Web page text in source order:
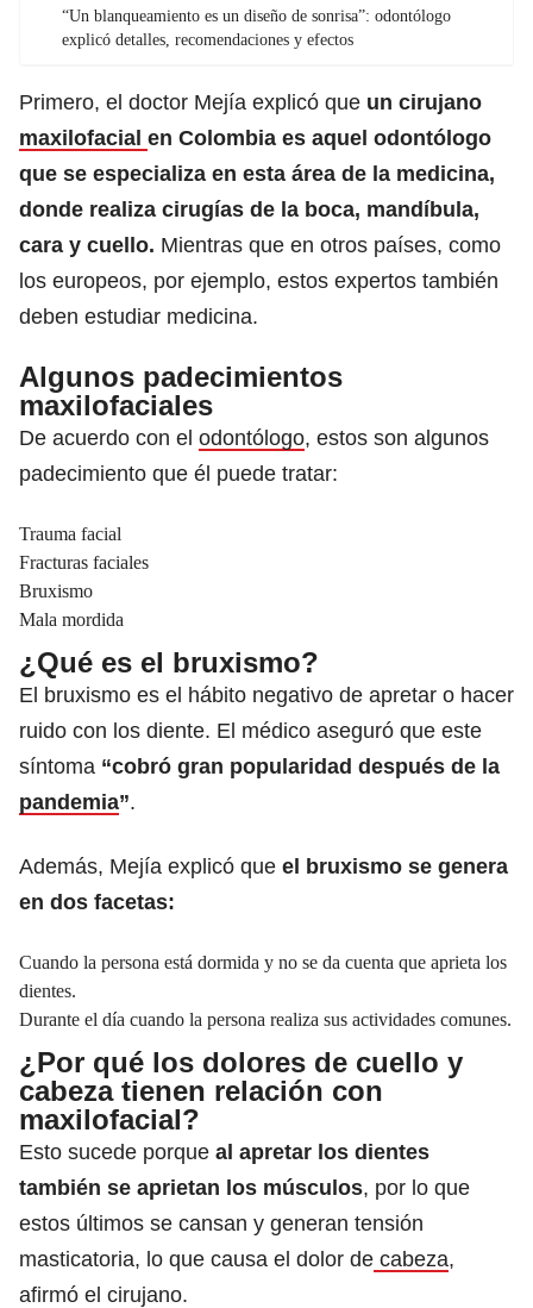
“Un blanqueamiento es un diseño de sonrisa”: odontólogo
explicó detalles, recomendaciones y efectos
Primero, el doctor Mejía explicó que un cirujano
maxilofacial en Colombia es aquel odontólogo
que se especializa en esta área de la medicina,
donde realiza cirugías de la boca, mandíbula,
cara y cuello. Mientras que en otros países, como
los europeos, por ejemplo, estos expertos también
deben estudiar medicina.
Algunos padecimientos
maxilofaciales
De acuerdo con el odontólogo, estos son algunos
padecimiento que él puede tratar:
Trauma facial
Fracturas faciales
Bruxismo
Mala mordida
¿Qué es el bruxismo?
El bruxismo es el hábito negativo de apretar o hacer
ruido con los diente. El médico aseguró que este
síntoma “cobró gran popularidad después de la
pandemia”.
Además, Mejía explicó que el bruxismo se genera
en dos facetas:
Cuando la persona está dormida y no se da cuenta que aprieta los
dientes.
Durante el día cuando la persona realiza sus actividades comunes.
¿Por qué los dolores de cuello y
cabeza tienen relación con
maxilofacial?
Esto sucede porque al apretar los dientes
también se aprietan los músculos, por lo que
estos últimos se cansan y generan tensión
masticatoria, lo que causa el dolor de cabeza,
afirmó el cirujano.